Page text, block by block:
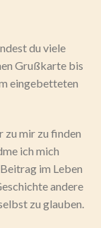
du viele
Grußkarte bis
eingebetteten
mir zu finden
ich mich
im Leben
andere
zu glauben.